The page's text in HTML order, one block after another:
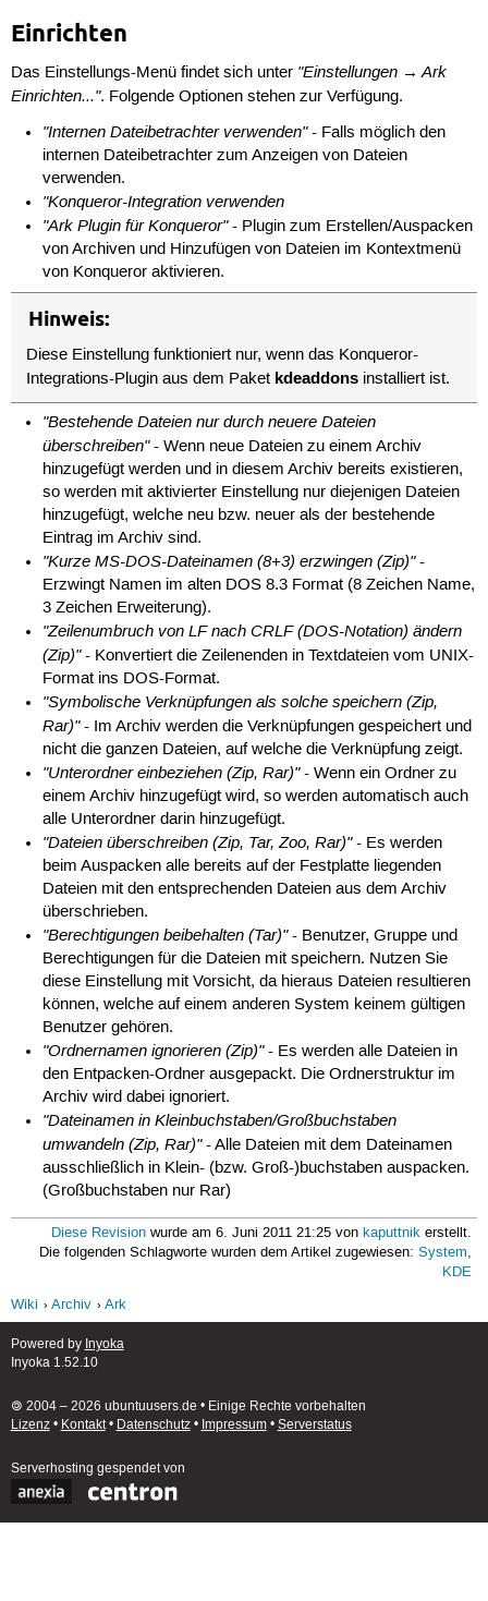
Einrichten
Das Einstellungs-Menü findet sich unter "Einstellungen → Ark
Einrichten...". Folgende Optionen stehen zur Verfügung.
"Internen Dateibetrachter verwenden"- Falls möglich den
internen Dateibetrachter zum Anzeigen von Dateien
verwenden.
"Konqueror-Integration verwenden
"Ark Plugin für Konqueror"- Plugin zum Erstellen/Auspacken
von Archiven und Hinzufügen von Dateien im Kontextmenü
von Konqueror aktivieren.
Hinweis:
Diese Einstellung funktioniert nur, wenn das Konqueror-
Integrations-Plugin aus dem Paket kdeaddons installiert ist.
"Bestehende Dateien nur durch neuere Dateien
überschreiben"- Wenn neue Dateien zu einem Archiv
hinzugefügt werden und in diesem Archiv bereits existieren,
so werden mit aktivierter Einstellung nur diejenigen Dateien
hinzugefügt, welche neu bzw. neuer als der bestehende
Eintrag im Archiv sind.
"Kurze MS-DOS-Dateinamen (8+3) erzwingen (Zip)"-
Erzwingt Namen im alten DOS 8.3 Format (8 Zeichen Name,
3 Zeichen Erweiterung).
"Zeilenumbruch von LF nach CRLF (DOS-Notation) ändern
(Zip)"- Konvertiert die Zeilenenden in Textdateien vom UNIX-
Format ins DOS-Format.
"Symbolische Verknüpfungen als solche speichern (Zip,
Rar)"- Im Archiv werden die Verknüpfungen gespeichert und
nicht die ganzen Dateien, auf welche die Verknüpfung zeigt.
"Unterordner einbeziehen (Zip, Rar)"- Wenn ein Ordner zu
einem Archiv hinzugefügt wird, so werden automatisch auch
alle Unterordner darin hinzugefügt.
"Dateien überschreiben (Zip, Tar, Zoo, Rar)"- Es werden
beim Auspacken alle bereits auf der Festplatte liegenden
Dateien mit den entsprechenden Dateien aus dem Archiv
überschrieben.
"Berechtigungen beibehalten (Tar)"- Benutzer, Gruppe und
Berechtigungen für die Dateien mit speichern. Nutzen Sie
diese Einstellung mit Vorsicht, da hieraus Dateien resultieren
können, welche auf einem anderen System keinem gültigen
Benutzer gehören.
"Ordnernamen ignorieren (Zip)"- Es werden alle Dateien in
den Entpacken-Ordner ausgepackt. Die Ordnerstruktur im
Archiv wird dabei ignoriert.
"Dateinamen in Kleinbuchstaben/Großbuchstaben
umwandeln (Zip, Rar)"- Alle Dateien mit dem Dateinamen
ausschließlich in Klein- (bzw. Groß-)buchstaben auspacken.
(Großbuchstaben nur Rar)
Diese Revision wurde am 6. Juni 2011 21:25 von kaputtnik erstellt.
Die folgenden Schlagworte wurden dem Artikel zugewiesen:System,
KDE
Wiki
Archiv Ark
Powered by Inyoka
Inyoka 1.52.10
🄯 2004 – 2026 ubuntuusers.de • Einige Rechte vorbehalten
Lizenz• Kontakt• Datenschutz• Impressum• Serverstatus
Serverhosting gespendet von